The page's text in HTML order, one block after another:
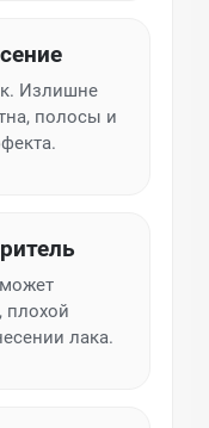
Излишне
полосы и
плохой
лака.